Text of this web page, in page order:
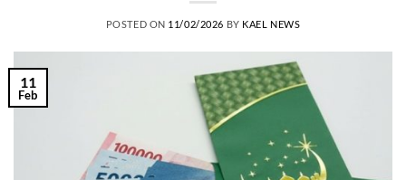
POSTED ON 11/02/2026 BY KAEL NEWS
11
Feb